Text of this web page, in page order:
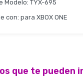
Modelo: TYX-695
con: para XBOX ONE
que te pueden